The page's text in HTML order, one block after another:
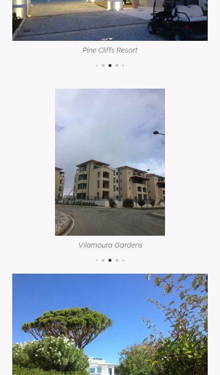
Pine Cliffs Resort
Vilamoura Gardens